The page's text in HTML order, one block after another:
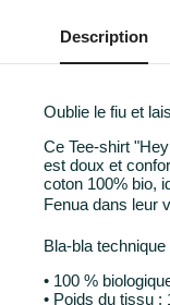
Description
Oublie le fiu et
Ce Tee-shirt
est doux et
coton 100% bio,
Fenua dans leur
Bla-bla technique
• 100 %
• Poids du tissu :